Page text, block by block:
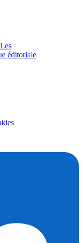
Les
éditoriale